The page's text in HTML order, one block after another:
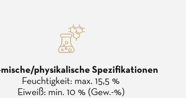
physikalische Spezifikationen
Feuchtigkeit: max. 15,5 %
Eiweiß: min. 10 % (Gew.-%)